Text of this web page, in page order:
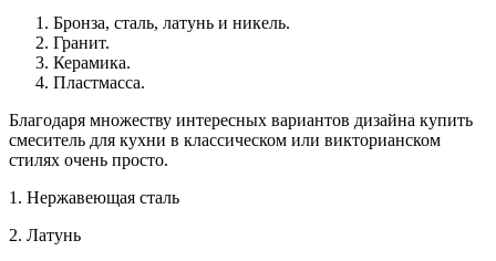
Бронза, сталь, латунь и никель.
Гранит.
Керамика.
Пластмасса.
Благодаря множеству интересных вариантов дизайна купить
смеситель для кухни в классическом или викторианском
стилях очень просто.
1. Нержавеющая сталь
2. Латунь